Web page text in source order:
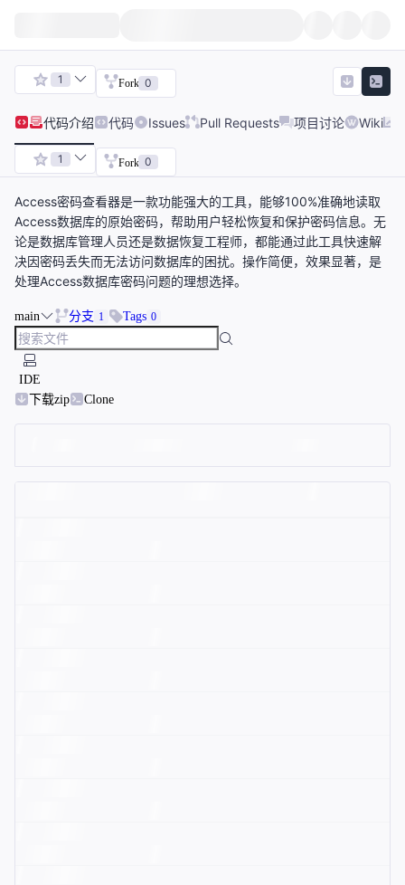
1 Fork 0
代码介绍 代码 Issues Pull Requests 项目讨论 Wiki
1 Fork 0
Access密码查看器是一款功能强大的工具，能够100%准确地读取
Access数据库的原始密码，帮助用户轻松恢复和保护密码信息。无
论是数据库管理人员还是数据恢复工程师，都能通过此工具快速解
决因密码丢失而无法访问数据库的困扰。操作简便，效果显著，是
处理Access数据库密码问题的理想选择。
main 分支 1 Tags 0
IDE
下载zip
Clone